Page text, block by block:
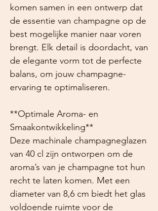
komen samen in een ontwerp dat
de essentie van champagne op de
best mogelijke manier naar voren
brengt. Elk detail is doordacht, van
de elegante vorm tot de perfecte
balans, om jouw champagne-
ervaring te optimaliseren.
**Optimale Aroma- en
Smaakontwikkeling**
Deze machinale champagneglazen
van 40 cl zijn ontworpen om de
aroma’s van je champagne tot hun
recht te laten komen. Met een
diameter van 8,6 cm biedt het glas
voldoende ruimte voor de